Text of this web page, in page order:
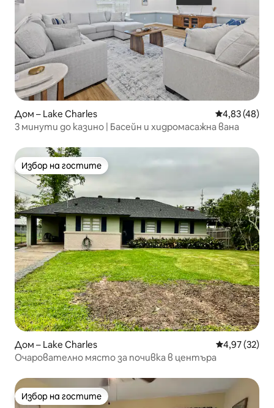
Дом – Lake Charles Средна
4,83 (48)
3 минути до казино | Басейн и хидромасажна вана
Избор на гостите
Избор на гостите
Дом – Lake Charles Средна
4,97 (32)
Очарователно място за почивка в центъра
Избор на гостите
Избор на гостите